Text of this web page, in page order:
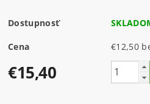
Dostupnosť
Cena
€15,40